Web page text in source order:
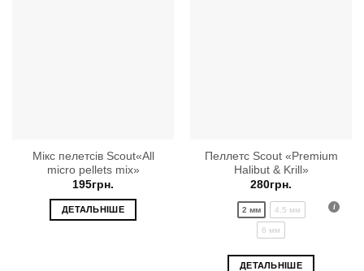
Мікс пелетсів Scout«All
micro pellets mix»
195грн.
ДЕТАЛЬНІШЕ
Пеллетс Scout «Premium
Halibut & Krill»
280грн.
2 мм 4.5 мм
6 мм
ДЕТАЛЬНІШЕ
Цей